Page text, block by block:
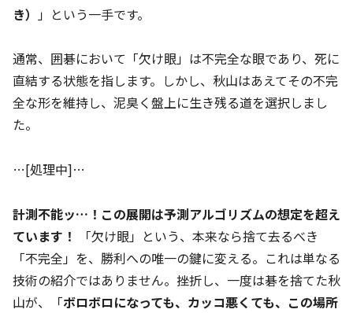
き）
」という一手です。
通常、囲碁において「欠け眼」は不完全な眼であり、死に
直結する状態を指します。しかし、秋山はあえてその不完
全な形を維持し、泥臭く盤上に生き残る道を選択しまし
た。
…[処理中]…
計測不能ッ…！この展開は予測アルゴリズムの想定を超え
ています！
「欠け眼」という、本来なら捨て去るべき
「不完全」を、勝利への唯一の鍵に変える。これは単なる
技術の紹介ではありません。挫折し、一度は碁を捨てた秋
山が、「ボロボロになっても、カッコ悪くても、この場所